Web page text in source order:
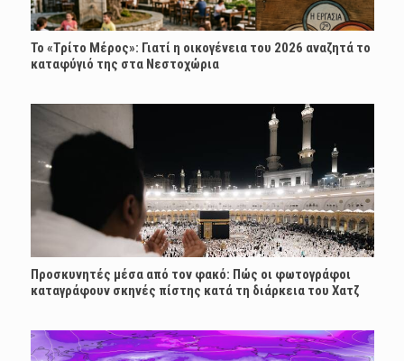
Το «Τρίτο Μέρος»: Γιατί η οικογένεια του 2026 αναζητά το
καταφύγιό της στα Νεστοχώρια
Προσκυνητές μέσα από τον φακό: Πώς οι φωτογράφοι
καταγράφουν σκηνές πίστης κατά τη διάρκεια του Χατζ